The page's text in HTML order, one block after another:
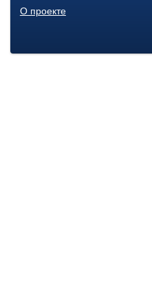
О проекте